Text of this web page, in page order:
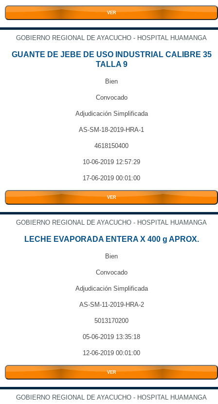
VER
GOBIERNO REGIONAL DE AYACUCHO - HOSPITAL HUAMANGA
GUANTE DE JEBE DE USO INDUSTRIAL CALIBRE 35
TALLA 9
Bien
Convocado
Adjudicación Simplificada
AS-SM-18-2019-HRA-1
4618150400
10-06-2019 12:57:29
17-06-2019 00:01:00
VER
GOBIERNO REGIONAL DE AYACUCHO - HOSPITAL HUAMANGA
LECHE EVAPORADA ENTERA X 400 g APROX.
Bien
Convocado
Adjudicación Simplificada
AS-SM-11-2019-HRA-2
5013170200
05-06-2019 13:35:18
12-06-2019 00:01:00
VER
GOBIERNO REGIONAL DE AYACUCHO - HOSPITAL HUAMANGA